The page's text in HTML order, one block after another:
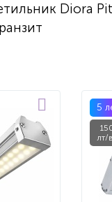
Diora
5
лт/